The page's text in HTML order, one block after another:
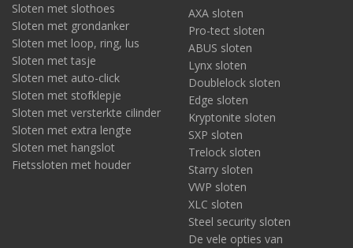
Sloten met slothoes
Sloten met grondanker
Sloten met loop, ring, lus
Sloten met tasje
Sloten met auto-click
Sloten met stofklepje
Sloten met versterkte cilinder
Sloten met extra lengte
Sloten met hangslot
Fietssloten met houder
AXA sloten
Pro-tect sloten
ABUS sloten
Lynx sloten
Doublelock sloten
Edge sloten
Kryptonite sloten
SXP sloten
Trelock sloten
Starry sloten
VWP sloten
XLC sloten
Steel security sloten
De vele opties van